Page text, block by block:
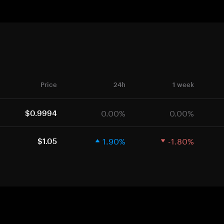
Price 24h 1 week
$0.9994 0.00% 0.00%
$1.05 1.90% -1.80%